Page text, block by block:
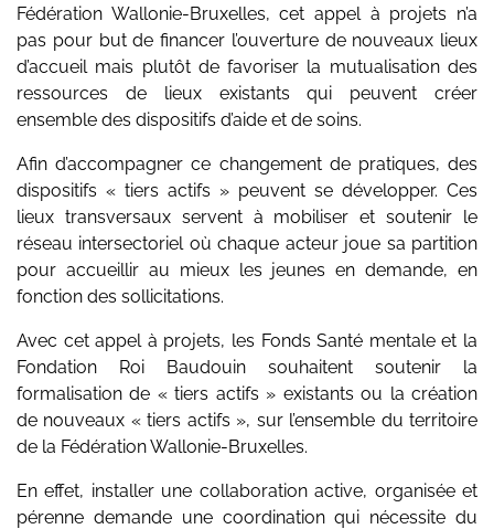
Fédération Wallonie-Bruxelles, cet appel à projets n’a
pas pour but de financer l’ouverture de nouveaux lieux
d’accueil mais plutôt de favoriser la mutualisation des
ressources de lieux existants qui peuvent créer
ensemble des dispositifs d’aide et de soins.
Afin d’accompagner ce changement de pratiques, des
dispositifs « tiers actifs » peuvent se développer. Ces
lieux transversaux servent à mobiliser et soutenir le
réseau intersectoriel où chaque acteur joue sa partition
pour accueillir au mieux les jeunes en demande, en
fonction des sollicitations.
Avec cet appel à projets, les Fonds Santé mentale et la
Fondation Roi Baudouin souhaitent soutenir la
formalisation de « tiers actifs » existants ou la création
de nouveaux « tiers actifs », sur l’ensemble du territoire
de la Fédération Wallonie-Bruxelles.
En effet, installer une collaboration active, organisée et
pérenne demande une coordination qui nécessite du